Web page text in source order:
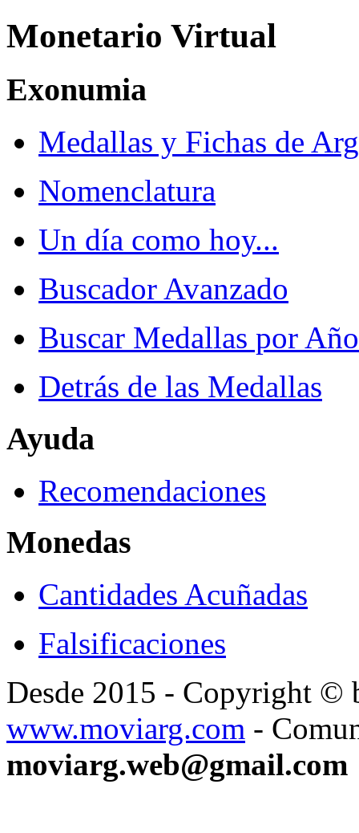
Monetario Virtual
Exonumia
Medallas y Fichas de
Nomenclatura
Un día como hoy...
Buscador Avanzado
Buscar Medallas por Año
Detrás de las Medallas
Ayuda
Recomendaciones
Monedas
Cantidades Acuñadas
Falsificaciones
Desde 2015 - Copyright ©
www.moviarg.com -
moviarg.web@gmail.com